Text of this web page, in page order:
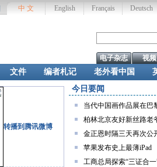
Deutsch
Français
English
中 文
视频
电子杂志
文件 编者札记 老外看中国
转播到腾讯微博
今日要闻
当代中国画作品展在巴
柏林北京友好新丝路老
金正恩时隔三天再次公
苹果发布史上最薄iPad
工商总局探索“三证合